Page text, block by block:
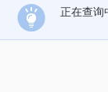
正在查询